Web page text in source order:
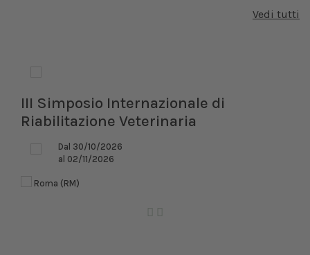
Vedi tutti
III Simposio Internazionale di
Riabilitazione Veterinaria
Dal 30/10/2026
al 02/11/2026
Roma (RM)